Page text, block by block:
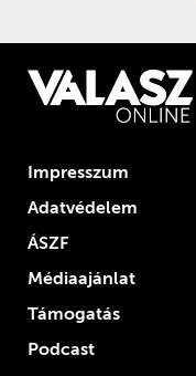
Impresszum
Adatvédelem
ÁSZF
Médiaajánlat
Támogatás
Podcast